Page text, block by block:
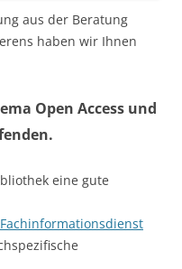
aus der Beratung
haben wir Ihnen
Open Access und
eine gute
Fachinformationsdienst